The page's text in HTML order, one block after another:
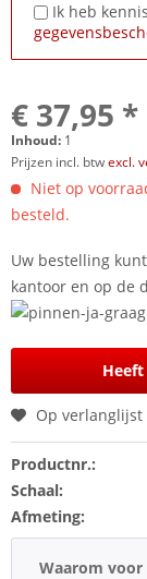
Ik heb
€ 37,95 *
Inhoud: 1
Prijzen incl. btwexcl.
Niet op
besteld.
Uw bestelling
kantoor en op de
Op verlanglijst
Productnr.:
Schaal:
Afmeting:
Waarom voor